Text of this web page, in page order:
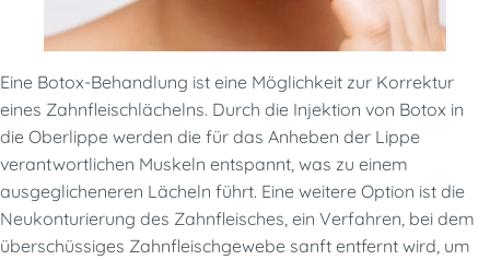
Eine Botox-Behandlung ist eine Möglichkeit zur Korrektur
eines Zahnfleischlächelns. Durch die Injektion von Botox in
die Oberlippe werden die für das Anheben der Lippe
verantwortlichen Muskeln entspannt, was zu einem
ausgeglicheneren Lächeln führt. Eine weitere Option ist die
Neukonturierung des Zahnfleisches, ein Verfahren, bei dem
überschüssiges Zahnfleischgewebe sanft entfernt wird, um